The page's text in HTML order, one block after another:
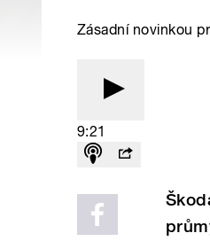
Zásadní novinkou
9:21